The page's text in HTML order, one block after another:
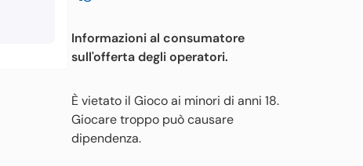
Informazioni al consumatore
sull'offerta degli operatori.
È vietato il Gioco ai minori di anni 18.
Giocare troppo può causare
dipendenza.